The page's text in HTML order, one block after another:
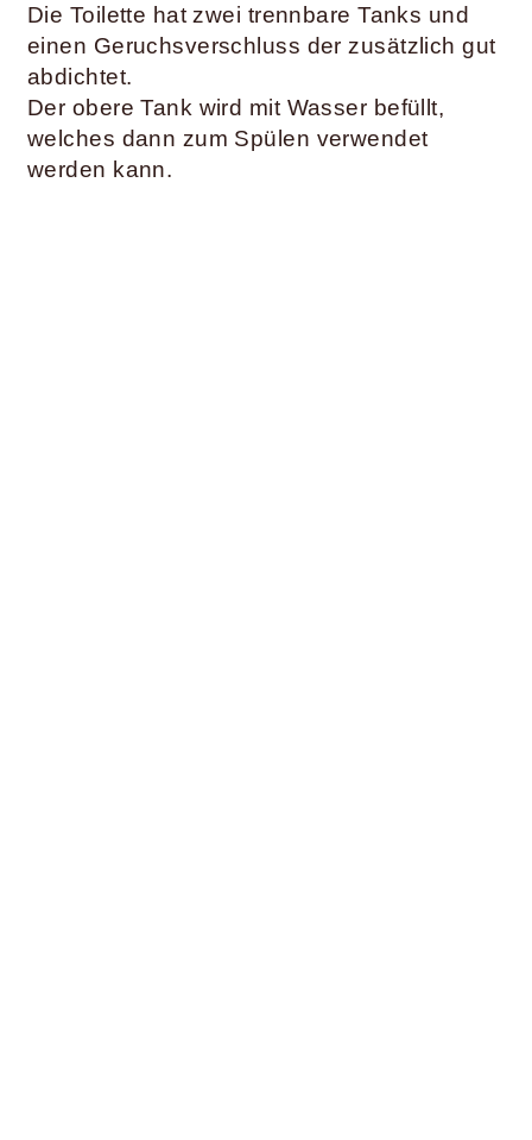
Die Toilette hat zwei trennbare Tanks und
einen Geruchsverschluss der zusätzlich gut
abdichtet.
Der obere Tank wird mit Wasser befüllt,
welches dann zum Spülen verwendet
werden kann.